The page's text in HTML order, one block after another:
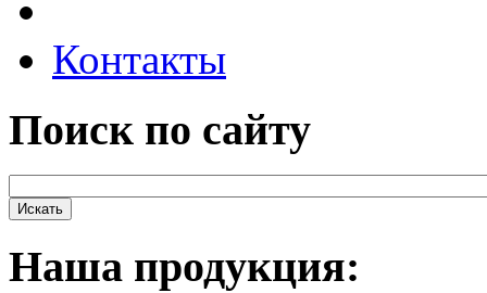
Контакты
Поиск по сайту
Наша продукция: